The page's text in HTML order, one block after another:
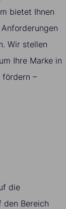
bietet Ihnen
Wir stellen
Ihre Marke in
fördern –
die
den Bereich